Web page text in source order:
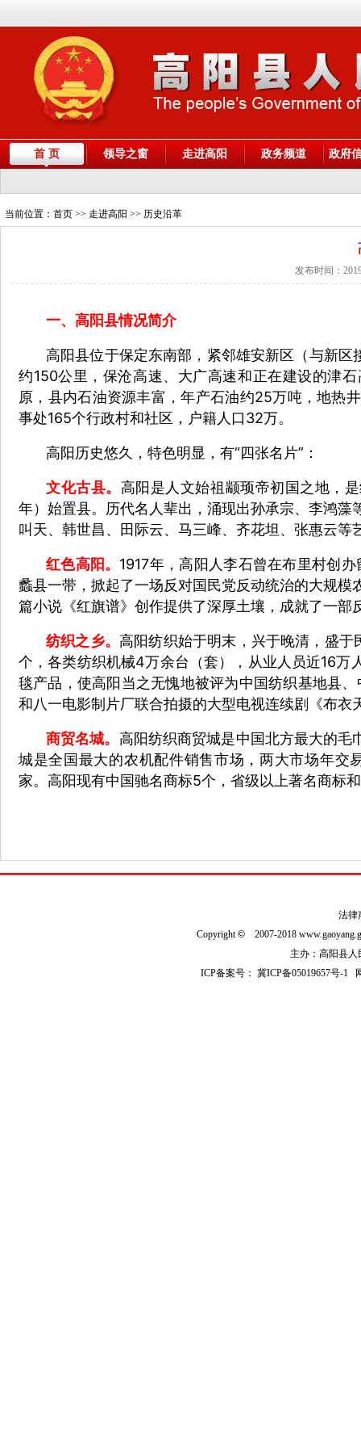
首 页 领导之窗 走进高阳 政务频道 政府
当前位置： 首页 >> 走进高阳 >> 历史沿革
发布时间：
一、高阳县情况简介
高阳县位于保定东南部，紧邻雄安新区（与新
约150公里，保沧高速、大广高速和正在建设的津
原，县内石油资源丰富，年产石油约25万吨，地热
事处165个行政村和社区，户籍人口32万。
高阳历史悠久，特色明显，有“四张名片”：
文化古县。 高阳是人文始祖颛顼帝初国之地，
年）始置县。历代名人辈出，涌现出孙承宗、李鸿
叫天、韩世昌、田际云、马三峰、齐花坦、张惠云等
红色高阳。 1917年，高阳人李石曾在布里村创
蠡县一带，掀起了一场反对国民党反动统治的大规
篇小说《红旗谱》创作提供了深厚土壤，成就了一部
纺织之乡。 高阳纺织始于明末，兴于晚清，盛
个，各类纺织机械4万余台（套），从业人员近16
毯产品，使高阳当之无愧地被评为中国纺织基地县
和八一电影制片厂联合拍摄的大型电视连续剧《布衣
商贸名城。 高阳纺织商贸城是中国北方最大的毛
城是全国最大的农机配件销售市场，两大市场年交
家。高阳现有中国驰名商标5个，省级以上著名商标
法律
Copyright© 2007-2018
主办：高阳县人
ICP备案号：冀ICP备05019657号-1